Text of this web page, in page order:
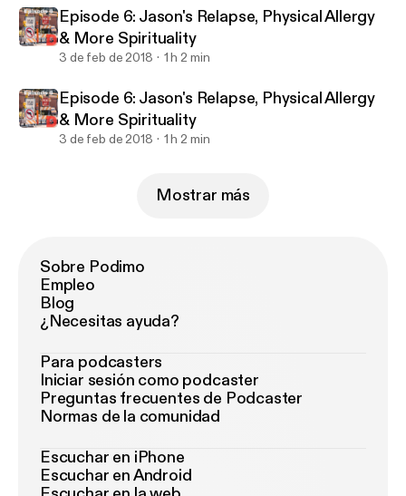
Episode 6: Jason's Relapse, Physical Allergy
& More Spirituality
3 de feb de 2018 1 h 2 min
Episode 6: Jason's Relapse, Physical Allergy
& More Spirituality
3 de feb de 2018 1 h 2 min
Mostrar más
Sobre Podimo
Empleo
Blog
¿Necesitas ayuda?
Para podcasters
Iniciar sesión como podcaster
Preguntas frecuentes de Podcaster
Normas de la comunidad
Escuchar en iPhone
Escuchar en Android